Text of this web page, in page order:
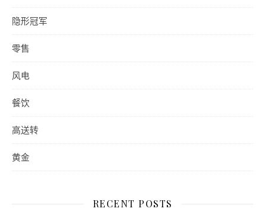
隐形冠军
零售
风电
餐饮
高送转
黄金
RECENT POSTS